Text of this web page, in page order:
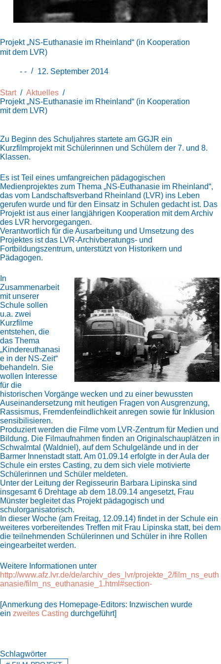
Projekt „NS-Euthanasie im Rheinland“ (in Kooperation
mit dem LVR)
- - 12. September 2014
Start / Aktuelles /
Projekt „NS-Euthanasie im Rheinland“ (in Kooperation
mit dem LVR)
Zu Beginn des Schuljahres startete am GGJR ein
Kurzfilmprojekt mit Schülerinnen und Schülern der 7. und 8.
Klassen.
Es ist Teil eines umfangreichen pädagogischen
Medienprojektes zum Thema „NS-Euthanasie im Rheinland“,
das vom Landschaftsverband Rheinland (LVR) ins Leben
gerufen wurde und für den Einsatz in Schulen gedacht ist. Das
Projekt ist aus einer langjährigen Kooperation mit dem Archiv
des LVR hervorgegangen.
Verantwortlich für die Ausarbeitung und Umsetzung des
Projektes ist das LVR-Archivberatungs- und
Fortbildungszentrum, unterstützt von Historikern und
Pädagogen.
In
Zusammenarbeit
mit unserer
Schule sollen
u.a. zwei
Kurzfilme
entstehen, die
das Thema
„Kindereuthanasi
e in der NS-Zeit“
behandeln. Sie
wollen Interesse
für die
historischen Vorgänge wecken und zu einer bewussten
Auseinandersetzung mit heutigen Fragen von Ausgrenzung,
Rassismus, Fremdenfeindlichkeit anregen sowie für Inklusion
sensibilisieren.
Produziert werden die Filme vom LVR-Zentrum für Medien und
Bildung. Die Filmaufnahmen finden an Originalschauplätzen in
Schwalmtal (Waldniel), auf dem Schulgelände und in der
Barmer Innenstadt statt. Am 01.09.14 erfolgte in der Aula der
Schule ein erstes Casting, zu dem sich viele motivierte
Schülerinnen und Schüler meldeten.
Unter der Leitung der Regisseurin Barbara Lipinska sind
insgesamt 6 Drehtage ab dem 18.09.14 angesetzt, Frau
Münster begleitet das Projekt pädagogisch und
schulorganisatorisch.
In dieser Woche (am Freitag, 12.09.14) findet in der Schule ein
weiteres vorbereitendes Treffen mit Frau Lipinska statt, bei dem
die teilnehmenden Schülerinnen und Schüler in ihre Rollen
eingearbeitet werden.
Weitere Informationen unter
http://www.afz.lvr.de/de/archiv_des_lvr/projekte_2/film_ns_euth
anasie/film_ns_euthanasie_1.html#section-
[Anmerkung des Homepage-Editors: Inzwischen wurde
ein zweites Casting durchgeführt]
Schlagwörter